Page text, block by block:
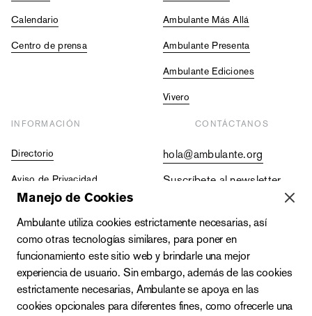
Calendario
Centro de prensa
Ambulante Más Allá
Ambulante Presenta
Ambulante Ediciones
Vivero
INFORMACIÓN
Directorio
Aviso de Privacidad
Contraloría Social
CONTÁCTANOS
hola@ambulante.org
Suscríbete al newsletter
+52 (55) 4333 2019
Manejo de Cookies
Ambulante utiliza cookies estrictamente necesarias, así
como otras tecnologías similares, para poner en
funcionamiento este sitio web y brindarle una mejor
experiencia de usuario. Sin embargo, además de las cookies
estrictamente necesarias, Ambulante se apoya en las
cookies opcionales para diferentes fines, como ofrecerle una